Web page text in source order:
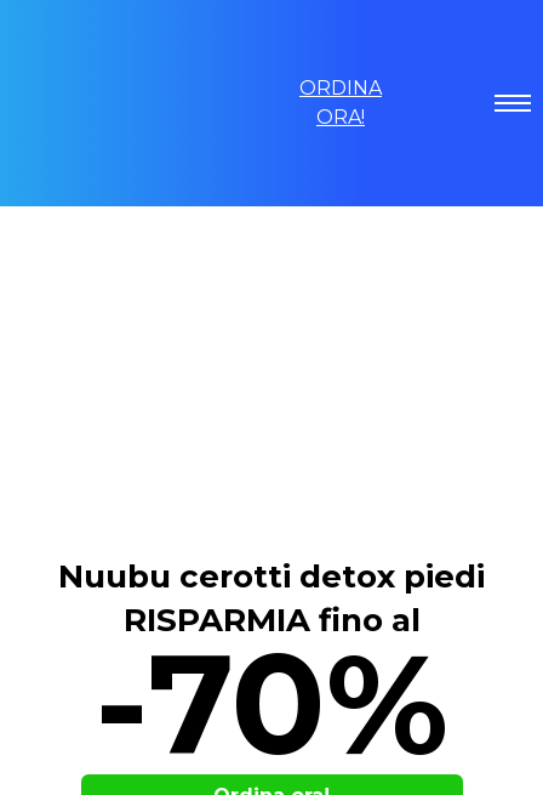
ORDINA
ORA!
Nuubu cerotti detox piedi
RISPARMIA fino al
-70%